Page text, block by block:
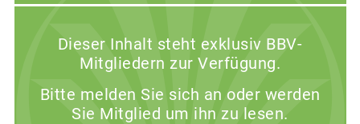
Dieser Inhalt steht exklusiv BBV-
Mitgliedern zur Verfügung.
Bitte melden Sie sich an oder werden
Sie Mitglied um ihn zu lesen.